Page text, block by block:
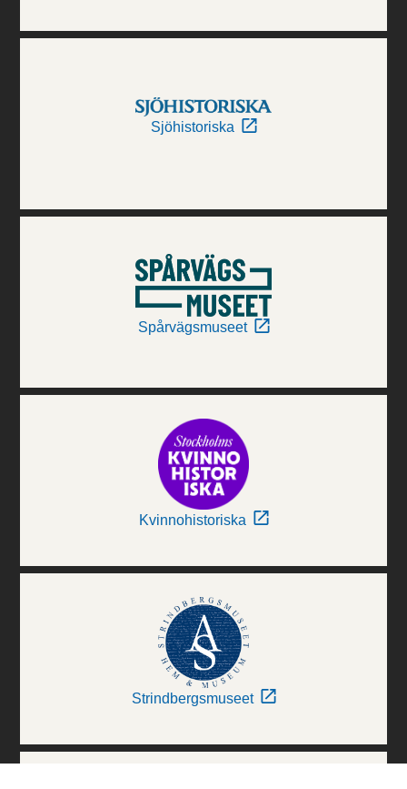
Sjöhistoriska
Spårvägsmuseet
Kvinnohistoriska
Strindbergsmuseet